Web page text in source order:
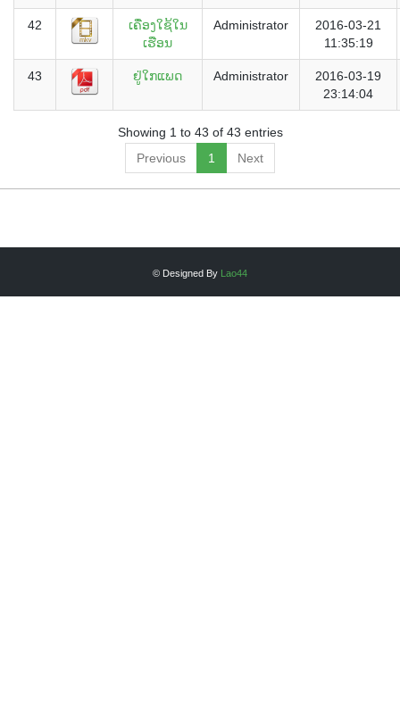
42
ເຄື່ອງໃຊ້ໃນ
ເຮືອນ
Administrator
2016-03-21
11:35:19
43 ຢູ່ໃກແພດ Administrator
2016-03-19
23:14:04
Showing 1 to 43 of 43 entries
Previous
1 Next
© Designed By Lao44